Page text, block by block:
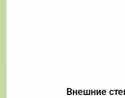
Внешние